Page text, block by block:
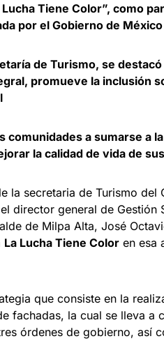
Tiene Color”, como
por el Gobierno de México
de Turismo, se
promueve la inclusión
comunidades a sumarse a
la calidad de vida de
la secretaria de Turismo
director general de Gestión
de Milpa Alta, José
La Lucha Tiene Color en esa
que consiste en la
fachadas, la cual se lleva a
órdenes de gobierno, así